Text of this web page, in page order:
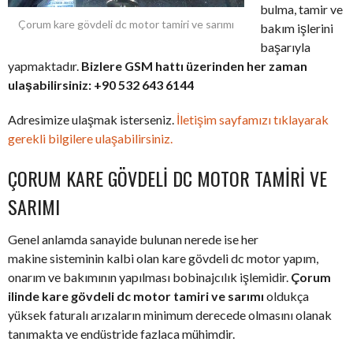
Çorum kare gövdeli dc motor tamiri ve sarımı
bulma, tamir ve
bakım işlerini
başarıyla
yapmaktadır. Bizlere GSM hattı üzerinden her zaman
ulaşabilirsiniz: +90 532 643 6144
Adresimize ulaşmak isterseniz. İletişim sayfamızı tıklayarak
gerekli bilgilere ulaşabilirsiniz.
ÇORUM KARE GÖVDELI DC MOTOR TAMIRI VE
SARIMI
Genel anlamda sanayide bulunan nerede ise her
makine sisteminin kalbi olan kare gövdeli dc motor yapım,
onarım ve bakımının yapılması bobinajcılık işlemidir. Çorum
ilinde kare gövdeli dc motor tamiri ve sarımı oldukça
yüksek faturalı arızaların minimum derecede olmasını olanak
tanımakta ve endüstride fazlaca mühimdir.